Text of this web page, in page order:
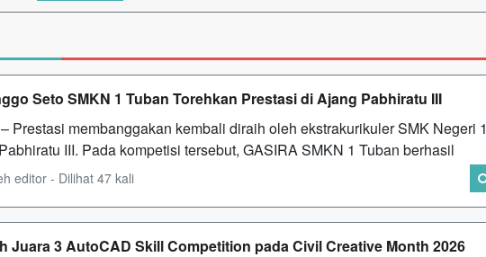
Seto SMKN 1 Tuban Torehkan Prestasi di Ajang Pabhiratu III
Prestasi membanggakan kembali diraih oleh ekstrakurikuler SMK Negeri 1
III. Pada kompetisi tersebut, GASIRA SMKN 1 Tuban berhasil
editor - Dilihat 47 kali
Juara 3 AutoCAD Skill Competition pada Civil Creative Month 2026